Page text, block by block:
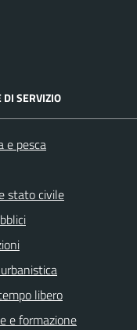
DI SERVIZIO
e pesca
stato civile
libero
e formazione